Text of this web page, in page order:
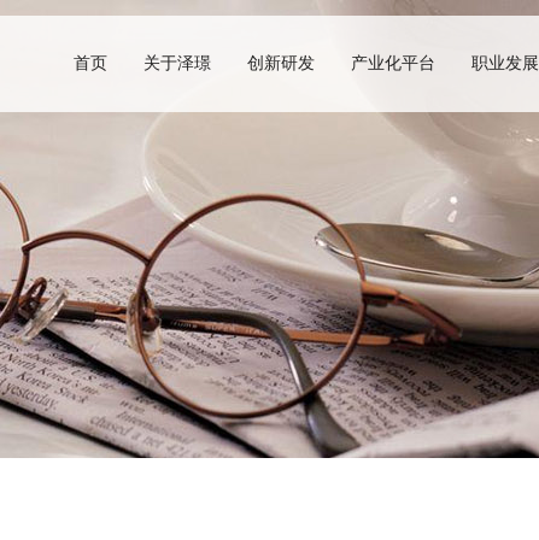
首页 关于泽璟 创新研发 产业化平台 职业发展